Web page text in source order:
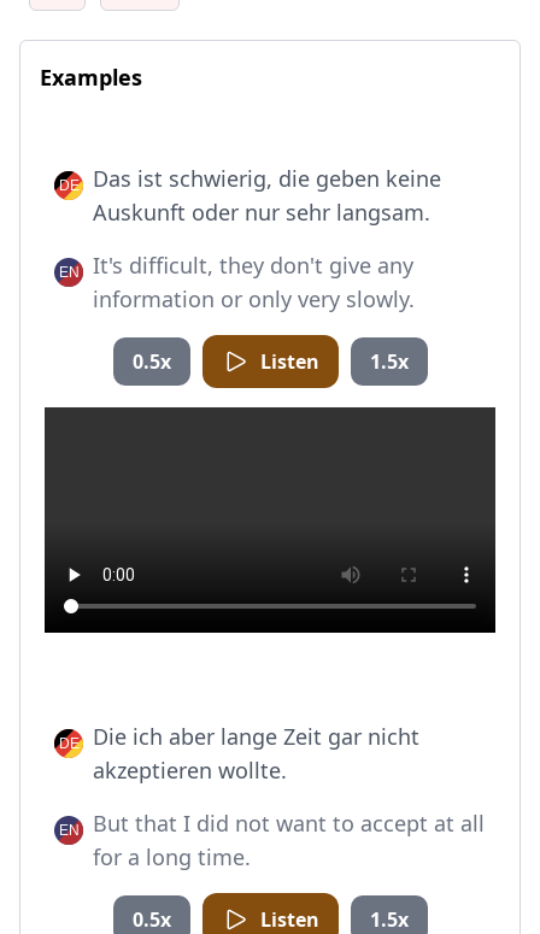
Examples
Das ist schwierig, die geben keine
Auskunft oder nur sehr langsam.
It's difficult, they don't give any
information or only very slowly.
0.5x Listen 1.5x
Die ich aber lange Zeit gar nicht
akzeptieren wollte.
But that I did not want to accept at all
for a long time.
0.5x Listen 1.5x